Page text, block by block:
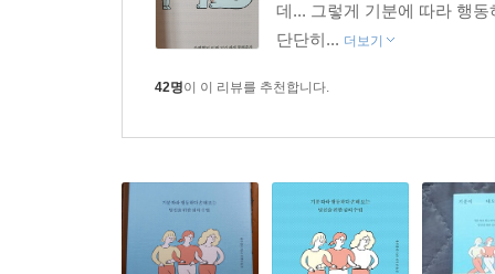
데... 그렇게 기분에 따라 행
단단히... 더보기
42명이 이 리뷰를 추천합니다.